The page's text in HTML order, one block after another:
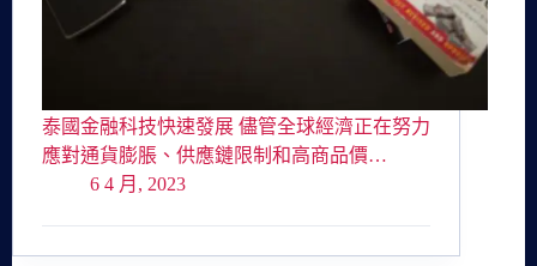
泰國金融科技快速發展 儘管全球經濟正在努力
應對通貨膨脹、供應鏈限制和高商品價…
6 4 月, 2023